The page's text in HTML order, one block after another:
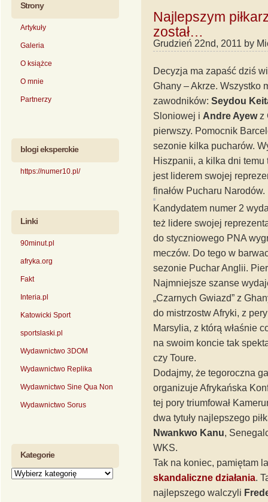
Strony
Artykuły
Galeria
O książce
O mnie
Partnerzy
blogi eksperckie
https://numer10.pl/
Linki
90minut.pl
afryka.org
Fakt
Interia.pl
Katowicki Sport
sportslaski.pl
Wydawnictwo 3DOM
Wydawnictwo Replika
Wydawnictwo Sine Qua Non
Wydawnictwo Sorus
Kategorie
Najlepszym
został…
Grudzień 22nd, 2011 by
Decyzja ma zapaść dziś
Ghany – Akrze. Wszystko
zawodników: Seydou
Sloniowej i Andre Ayewz
pierwszy. Pomocnik
sezonie kilka pucharów.
Hiszpanii, a kilka dni
jest liderem swojej
finałów Pucharu Narodów.
Kandydatem numer 2
też lidere swojej
do styczniowego PNA
meczów. Do tego w
sezonie Puchar Anglii.
Najmniejsze szanse
„Czarnych Gwiazd” z
do mistrzostw Afryki, z
Marsylia, z którą właśnie
na swoim koncie tak
czy Toure.
Dodajmy, że tegoroczna
organizuje Afrykańska
tej pory triumfował
dwa tytuły najlepszego
Nwankwo Kanu,
WKS.
Tak na koniec, pamiętam
skandaliczne działania.
najlepszego walczyli